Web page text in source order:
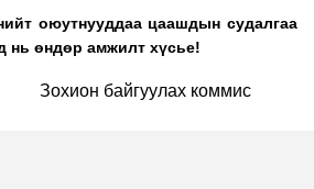
оюутнууддаа цаашдын судалгаа
нь өндөр амжилт хүсье!
коммис